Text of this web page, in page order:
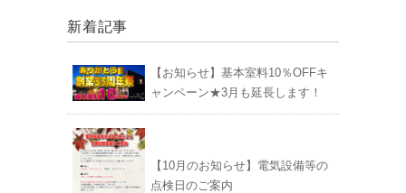
新着記事
【お知らせ】基本室料10％OFFキ
ャンペーン★3月も延長します！
【10月のお知らせ】電気設備等の
点検日のご案内